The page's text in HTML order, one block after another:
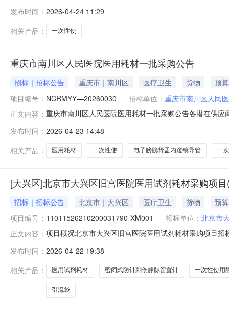
誉和健全的财务会计制度；3、具有履行合同所必需的设
大违法记录；6、法律、行政法
发布时间： 2026-04-24 11:29
相关产品：
一次性使
重庆市南川区人民医院医用耗材一批采购公告
招标｜招标公告 重庆市｜南川区 医疗卫生 货物
预
项目编号： NCRMYY—20260030 招标单位： 重庆市南川区人民
正文内容： 重庆市南川区人民医院医用耗材一批采购公告各潜在供
片2600.00三泌尿外科一次性使用电子膀胱肾盂内窥镜导
2026
发布时间： 2026-04-23 14:48
相关产品：
医用耗材 一次性使 电子膀胱肾盂内窥镜导管 一
[大兴区]北京市大兴区旧宫医院医用试剂耗材采购项
招标｜招标公告 北京市｜大兴区 医疗卫生 货物
预
项目编号： 11011526210200031790-XM001 招标单位： 北京市
正文内容： 项目概况北京市大兴区旧宫医院医用试剂耗材采购项目
48.214450万元（人民币）采购需求：详见附件合同履
格
发布时间： 2026-04-22 19:38
相关产品：
医用试剂耗材 密闭式防针刺伤静脉留置针 一次性使用
引流袋